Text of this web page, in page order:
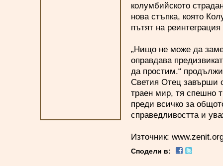
колумбийското
нова стъпка, която
пътят на
„Нищо не може да
оправдава
да простим.“
Светия Отец завърши
траен мир, тя спешно
преди всичко за
справедливостта и
Източник:
Сподели в: